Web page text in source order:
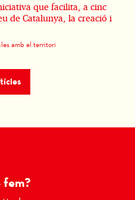
que facilita, a cinc
de Catalunya, la creació i
amb el territori
fem?